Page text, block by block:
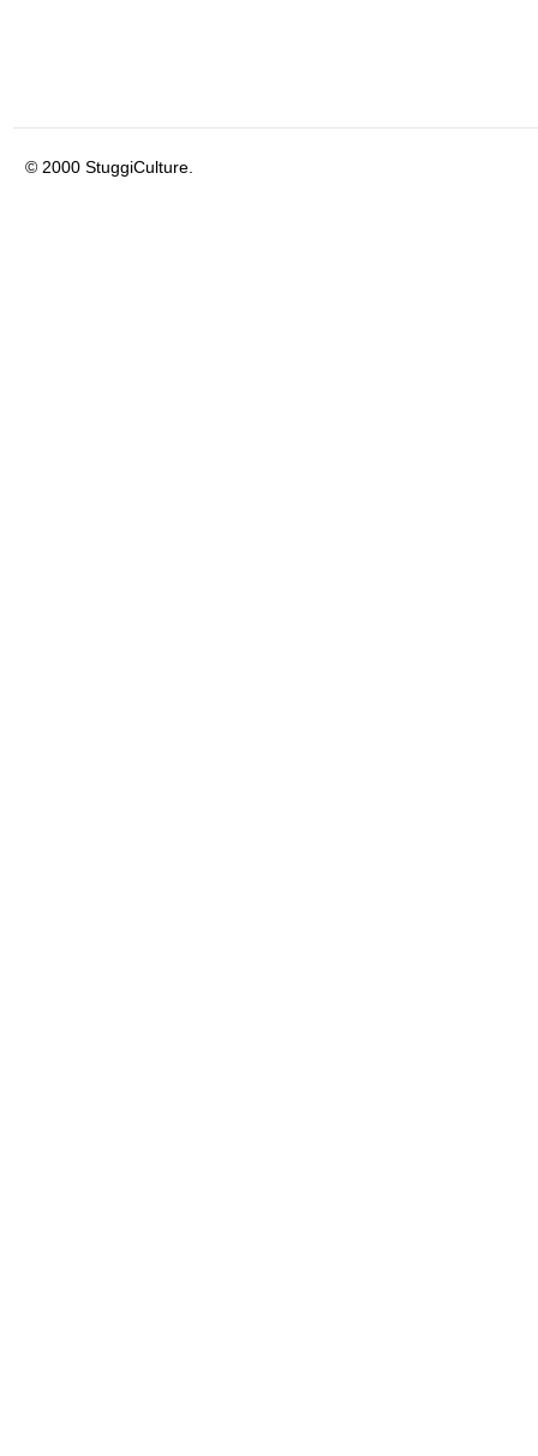
© 2000 StuggiCulture.